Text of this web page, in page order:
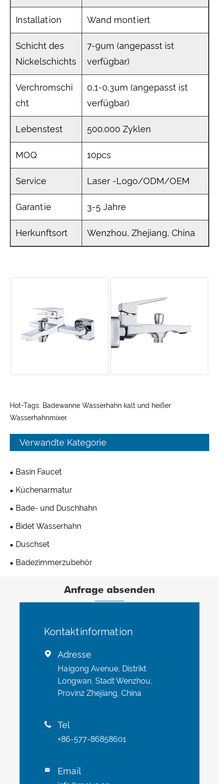
Installation Wand montiert
Schicht des
Nickelschichts
7-9um (angepasst ist
verfügbar)
Verchromschi
cht
0,1-0,3um (angepasst ist
verfügbar)
Lebenstest 500.000 Zyklen
MOQ 10pcs
Service Laser -Logo/ODM/OEM
Garantie 3-5 Jahre
Herkunftsort Wenzhou, Zhejiang, China
Hot-Tags: Badewanne Wasserhahn kalt und heißer
Wasserhahnmixer
Verwandte Kategorie
Basin Faucet
Küchenarmatur
Bade- und Duschhahn
Bidet Wasserhahn
Duschset
Badezimmerzubehör
Anfrage absenden
Kontaktinformation
 Adresse
Haigong Avenue, Distrikt
Longwan, Stadt Wenzhou,
Provinz Zhejiang, China
 Tel
+86-577-86858601
 Email